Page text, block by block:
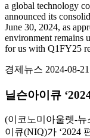
a global technology
announced its
June 30, 2024, as
environment remains
for us with Q1FY25
경제뉴스 2024-08-
닐슨아이큐
(이코노미아울렛-
이큐(NIQ)가 ‘2024